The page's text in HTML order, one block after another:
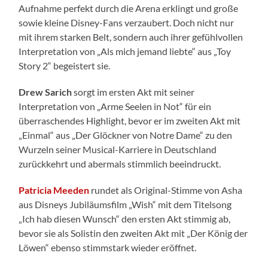
Aufnahme perfekt durch die Arena erklingt und große
sowie kleine Disney-Fans verzaubert. Doch nicht nur
mit ihrem starken Belt, sondern auch ihrer gefühlvollen
Interpretation von „Als mich jemand liebte“ aus „Toy
Story 2“ begeistert sie.
DrewSarichsorgt im ersten Akt mit seiner
Interpretation von „Arme Seelen in Not“ für ein
überraschendes Highlight, bevor er im zweiten Akt mit
„Einmal“ aus „Der Glöckner von Notre Dame“ zu den
Wurzeln seiner Musical-Karriere in Deutschland
zurückkehrt und abermals stimmlich beeindruckt.
Patricia Meeden rundet als Original-Stimme von Asha
aus Disneys Jubiläumsfilm „Wish“ mit dem Titelsong
„Ich hab diesen Wunsch“ den ersten Akt stimmig ab,
bevor sie als Solistin den zweiten Akt mit „Der König der
Löwen“ ebenso stimmstark wieder eröffnet.